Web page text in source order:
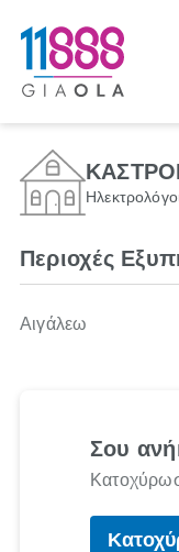
Περιοχές
Αιγάλεω
Σου